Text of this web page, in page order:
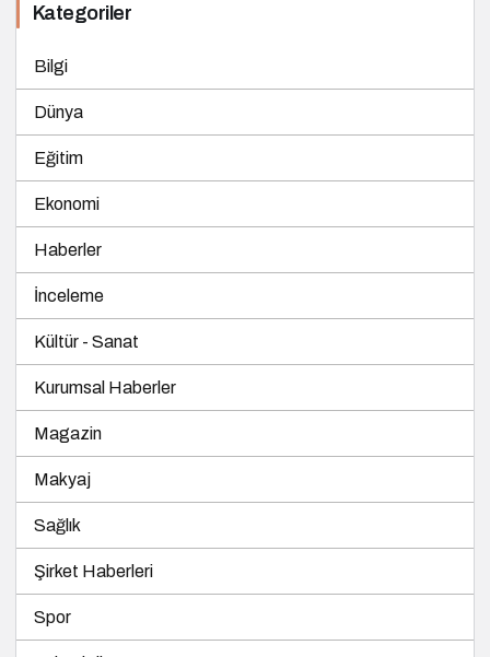
Kategoriler
Bilgi
Dünya
Eğitim
Ekonomi
Haberler
İnceleme
Kültür - Sanat
Kurumsal Haberler
Magazin
Makyaj
Sağlık
Şirket Haberleri
Spor